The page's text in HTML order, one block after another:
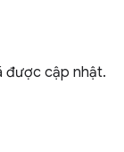
được cập nhật.